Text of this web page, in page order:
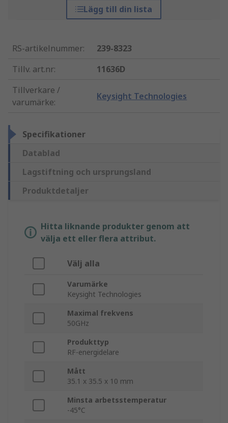
Lägg till din lista
RS-artikelnummer:
239-8323
Tillv. art.nr:
11636D
Tillverkare /
varumärke:
Keysight Technologies
Specifikationer
Datablad
Lagstiftning och ursprungsland
Produktdetaljer
Hitta liknande produkter genom att
välja ett eller flera attribut.
Välj alla
Varumärke
Keysight Technologies
Maximal frekvens
50GHz
Produkttyp
RF-energidelare
Mått
35.1 x 35.5 x 10 mm
Minsta arbetsstemperatur
-45°C